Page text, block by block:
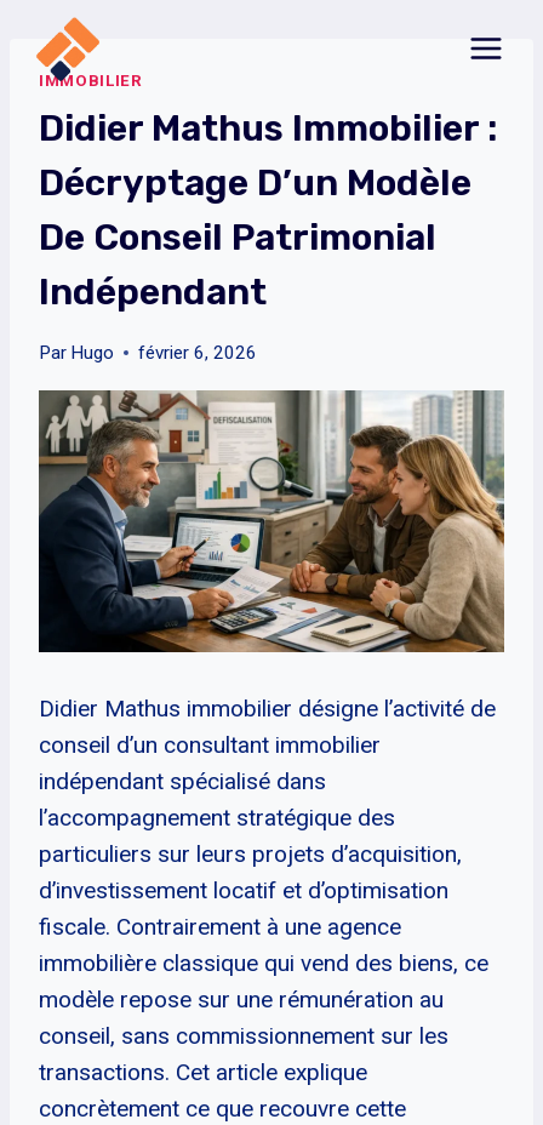
contenuIMMOBILIER
Didier Mathus Immobilier :
Décryptage D’un Modèle
De Conseil Patrimonial
Indépendant
Par Hugo février 6, 2026
Didier Mathus immobilier désigne l’activité de
conseil d’un consultant immobilier
indépendant spécialisé dans
l’accompagnement stratégique des
particuliers sur leurs projets d’acquisition,
d’investissement locatif et d’optimisation
fiscale. Contrairement à une agence
immobilière classique qui vend des biens, ce
modèle repose sur une rémunération au
conseil, sans commissionnement sur les
transactions. Cet article explique
concrètement ce que recouvre cette